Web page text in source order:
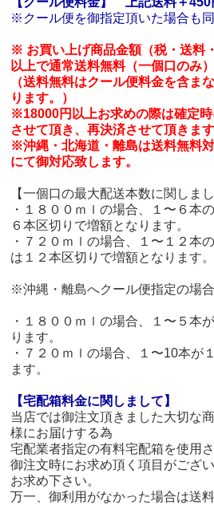
※クール便を御指定頂いた場合も同
※ お買い上げ商品金額（税・送料
以上で通常送料無料（一個口のみ
（送料無料はクール便料金を含ま
ります。）
※18000円以上お求めの際は確定
させて頂き、再決済させて頂きます
※沖縄・北海道・離島は送料無料
にて御対応致します。
【一個口の最大配送本数に関しまし
・１８００ｍｌの場合、１〜６本
６本区切りで増額となります。
・７２０ｍｌの場合、１〜１２本
は１２本区切りで増額となります。
※沖縄・離島へクール便指定の場
・１８００ｍｌの場合、１〜５本
ります。
・７２０ｍｌの場合、１〜10本が
ます。
【宅配箱料金に関しまして】
当店では御注文頂きました大切な
様にお届けする為
宅配業者指定の有料宅配箱を使用
御注文時にお求め頂く項目がござ
お求め下さい。
万一、御利用がなかった場合は送